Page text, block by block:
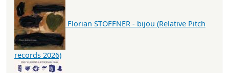
Florian STOFFNER - bijou (Relative Pitch
records 2026)